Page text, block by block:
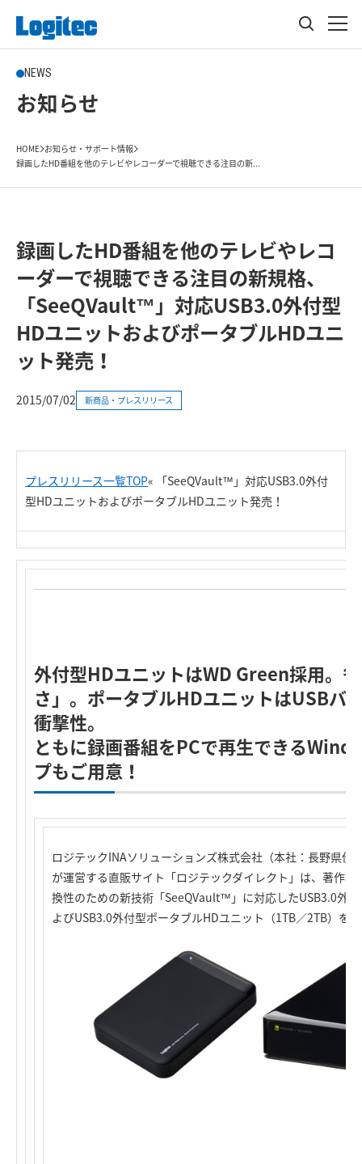
NEWS
お知らせ
HOME お知らせ・サポート情報
録画したHD番組を他のテレビやレコーダーで視聴できる注目の新...
録画したHD番組を他のテレビやレコ
ーダーで視聴できる注目の新規格、
「SeeQVault™」対応USB3.0外付型
HDユニットおよびポータブルHDユニ
ット発売！
2015/07/02 新商品・プレスリリース
プレスリリース一覧TOP« 「SeeQVault™」対応USB3.0外付
型HDユニットおよびポータブルHDユニット発売！
外付型HDユニットはWD Green採用。
さ」。ポータブルHDユニットはUSBバ
衝撃性。
ともに録画番組をPCで再生できる
プもご用意！
ロジテックINAソリューションズ株式会社（本社：長野県伊
が運営する直販サイト「ロジテックダイレクト」は、著作
換性のための新技術「SeeQVault™」に対応したUSB3.0外
よびUSB3.0外付型ポータブルHDユニット（1TB／2TB）を